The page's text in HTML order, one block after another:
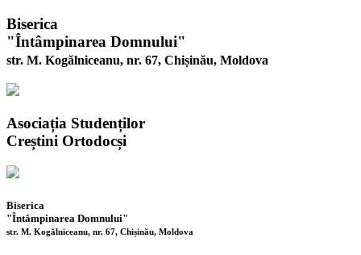
Biserica
"Întâmpinarea Domnului"
str. M. Kogălniceanu, nr. 67, Chișinău, Moldova
Asociația Studenților
Creștini Ortodocși
Biserica
"Întâmpinarea Domnului"
str. M. Kogălniceanu, nr. 67, Chișinău, Moldova